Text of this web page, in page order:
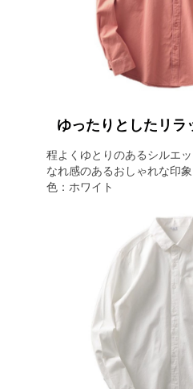
ゆったりとしたリラ
程よくゆとりのあるシルエ
なれ感のあるおしゃれな印象
色：ホワイト